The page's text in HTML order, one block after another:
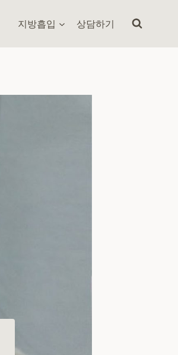
지방흡입 상담하기